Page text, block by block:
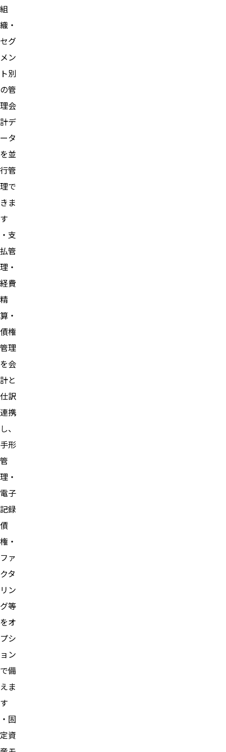
組
織・
セグ
メン
ト別
の管
理会
計デ
ータ
を並
行管
理で
きま
す
・支
払管
理・
経費
精
算・
債権
管理
を会
計と
仕訳
連携
し、
手形
管
理・
電子
記録
債
権・
ファ
クタ
リン
グ等
をオ
プシ
ョン
で備
えま
す
・固
定資